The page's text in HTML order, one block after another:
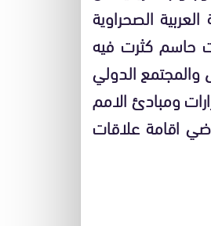
الصحراوية
حاسم كثرت فيه
والمجتمع الدولي
ومبادئ الامم
اقامة علاقات